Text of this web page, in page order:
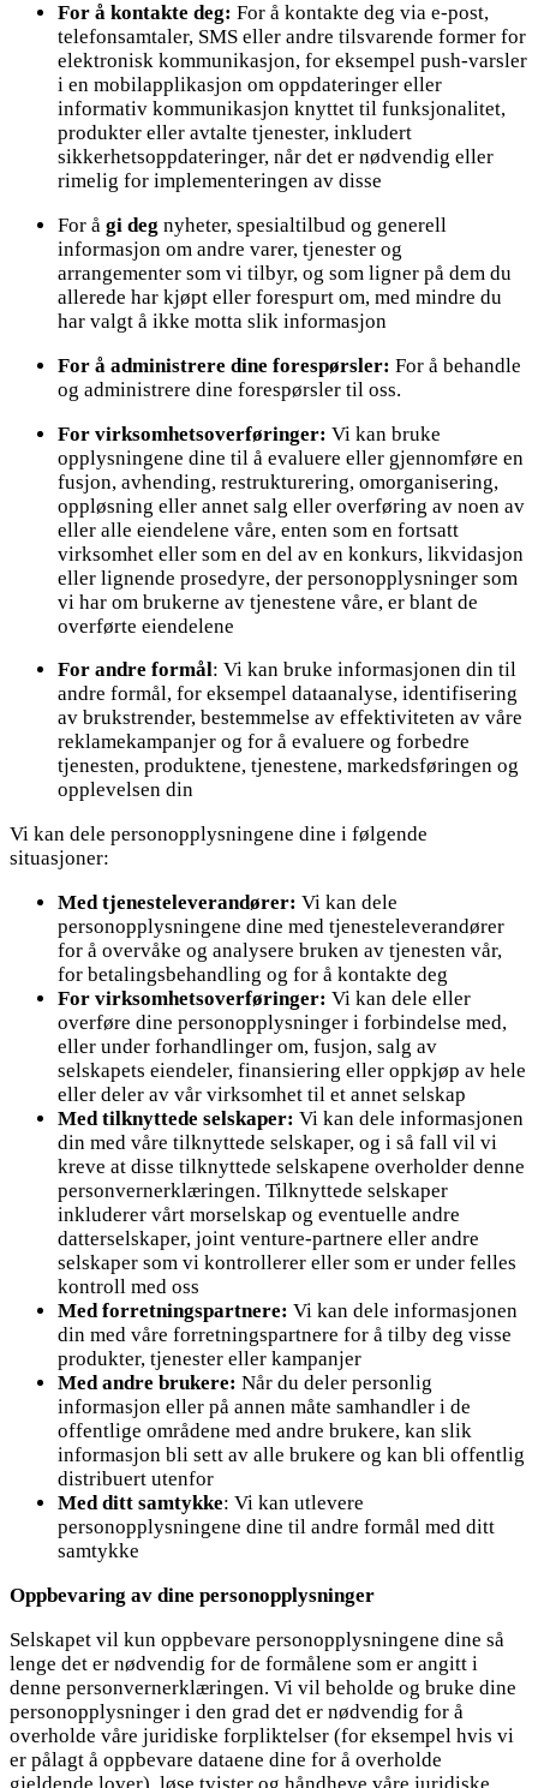
For å kontakte deg: For å kontakte deg via e-post,
telefonsamtaler, SMS eller andre tilsvarende former for
elektronisk kommunikasjon, for eksempel push-varsler
i en mobilapplikasjon om oppdateringer eller
informativ kommunikasjon knyttet til funksjonalitet,
produkter eller avtalte tjenester, inkludert
sikkerhetsoppdateringer, når det er nødvendig eller
rimelig for implementeringen av disse
For å gi deg nyheter, spesialtilbud og generell
informasjon om andre varer, tjenester og
arrangementer som vi tilbyr, og som ligner på dem du
allerede har kjøpt eller forespurt om, med mindre du
har valgt å ikke motta slik informasjon
For å administrere dine forespørsler: For å behandle
og administrere dine forespørsler til oss.
For virksomhetsoverføringer: Vi kan bruke
opplysningene dine til å evaluere eller gjennomføre en
fusjon, avhending, restrukturering, omorganisering,
oppløsning eller annet salg eller overføring av noen av
eller alle eiendelene våre, enten som en fortsatt
virksomhet eller som en del av en konkurs, likvidasjon
eller lignende prosedyre, der personopplysninger som
vi har om brukerne av tjenestene våre, er blant de
overførte eiendelene
For andre formål: Vi kan bruke informasjonen din til
andre formål, for eksempel dataanalyse, identifisering
av brukstrender, bestemmelse av effektiviteten av våre
reklamekampanjer og for å evaluere og forbedre
tjenesten, produktene, tjenestene, markedsføringen og
opplevelsen din
Vi kan dele personopplysningene dine i følgende
situasjoner:
Med tjenesteleverandører: Vi kan dele
personopplysningene dine med tjenesteleverandører
for å overvåke og analysere bruken av tjenesten vår,
for betalingsbehandling og for å kontakte deg
For virksomhetsoverføringer: Vi kan dele eller
overføre dine personopplysninger i forbindelse med,
eller under forhandlinger om, fusjon, salg av
selskapets eiendeler, finansiering eller oppkjøp av hele
eller deler av vår virksomhet til et annet selskap
Med tilknyttede selskaper: Vi kan dele informasjonen
din med våre tilknyttede selskaper, og i så fall vil vi
kreve at disse tilknyttede selskapene overholder denne
personvernerklæringen. Tilknyttede selskaper
inkluderer vårt morselskap og eventuelle andre
datterselskaper, joint venture-partnere eller andre
selskaper som vi kontrollerer eller som er under felles
kontroll med oss
Med forretningspartnere: Vi kan dele informasjonen
din med våre forretningspartnere for å tilby deg visse
produkter, tjenester eller kampanjer
Med andre brukere: Når du deler personlig
informasjon eller på annen måte samhandler i de
offentlige områdene med andre brukere, kan slik
informasjon bli sett av alle brukere og kan bli offentlig
distribuert utenfor
Med ditt samtykke: Vi kan utlevere
personopplysningene dine til andre formål med ditt
samtykke
Oppbevaring av dine personopplysninger
Selskapet vil kun oppbevare personopplysningene dine så
lenge det er nødvendig for de formålene som er angitt i
denne personvernerklæringen. Vi vil beholde og bruke dine
personopplysninger i den grad det er nødvendig for å
overholde våre juridiske forpliktelser (for eksempel hvis vi
er pålagt å oppbevare dataene dine for å overholde
gjeldende lover), løse tvister og håndheve våre juridiske